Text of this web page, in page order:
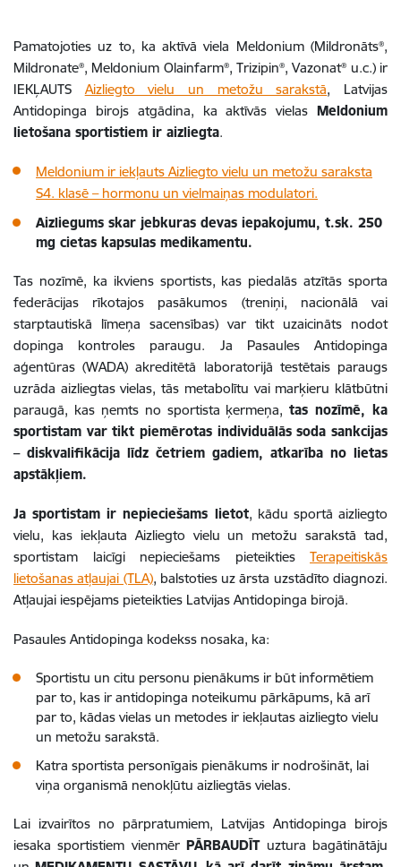
Pamatojoties uz to, ka aktīvā viela Meldonium (Mildronāts®,
Mildronate®, Meldonium Olainfarm®, Trizipin®, Vazonat® u.c.) ir
IEKĻAUTS Aizliegto vielu un metožu sarakstā, Latvijas
Antidopinga birojs atgādina, ka aktīvās vielas Meldonium
lietošana sportistiem ir aizliegta.
Meldonium ir iekļauts Aizliegto vielu un metožu saraksta
S4. klasē – hormonu un vielmaiņas modulatori.
Aizliegums skar jebkuras devas iepakojumu, t.sk. 250
mg cietas kapsulas medikamentu.
Tas nozīmē, ka ikviens sportists, kas piedalās atzītās sporta
federācijas rīkotajos pasākumos (treniņi, nacionālā vai
starptautiskā līmeņa sacensības) var tikt uzaicināts nodot
dopinga kontroles paraugu. Ja Pasaules Antidopinga
aģentūras (WADA) akreditētā laboratorijā testētais paraugs
uzrāda aizliegtas vielas, tās metabolītu vai marķieru klātbūtni
paraugā, kas ņemts no sportista ķermeņa,tas nozīmē, ka
sportistam var tikt piemērotas individuālās soda sankcijas
– diskvalifikācija līdz četriem gadiem, atkarība no lietas
apstākļiem.
Ja sportistam ir nepieciešams lietot, kādu sportā aizliegto
vielu, kas iekļauta Aizliegto vielu un metožu sarakstā tad,
sportistam laicīgi nepieciešams pieteikties Terapeitiskās
lietošanas atļaujai (TLA), balstoties uz ārsta uzstādīto diagnozi.
Atļaujai iespējams pieteikties Latvijas Antidopinga birojā.
Pasaules Antidopinga kodekss nosaka, ka:
Sportistu un citu personu pienākums ir būt informētiem
par to, kas ir antidopinga noteikumu pārkāpums, kā arī
par to, kādas vielas un metodes ir iekļautas aizliegto vielu
un metožu sarakstā.
Katra sportista personīgais pienākums ir nodrošināt, lai
viņa organismā nenokļūtu aizliegtās vielas.
Lai izvairītos no pārpratumiem, Latvijas Antidopinga birojs
iesaka sportistiem vienmērPĀRBAUDĪTuztura bagātinātāju